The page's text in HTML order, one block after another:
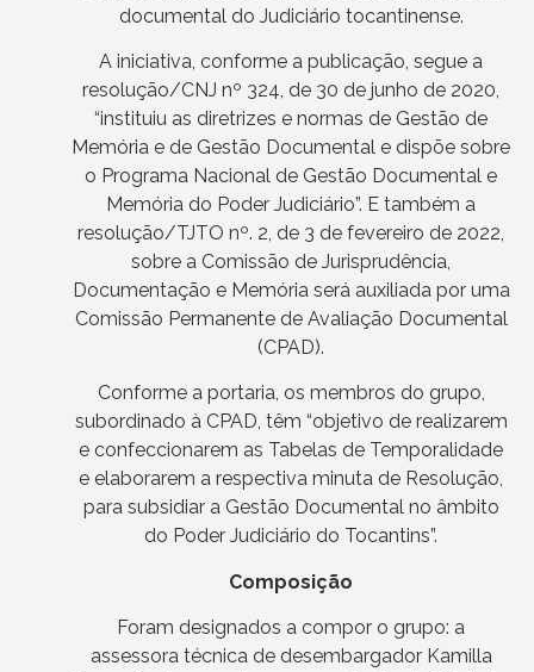
documental do Judiciário tocantinense.
A iniciativa, conforme a publicação, segue a
resolução/CNJ nº 324, de 30 de junho de 2020,
“instituiu as diretrizes e normas de Gestão de
Memória e de Gestão Documental e dispõe sobre
o Programa Nacional de Gestão Documental e
Memória do Poder Judiciário”. E também a
resolução/TJTO nº. 2, de 3 de fevereiro de 2022,
sobre a Comissão de Jurisprudência,
Documentação e Memória será auxiliada por uma
Comissão Permanente de Avaliação Documental
(CPAD).
Conforme a portaria, os membros do grupo,
subordinado à CPAD, têm “objetivo de realizarem
e confeccionarem as Tabelas de Temporalidade
e elaborarem a respectiva minuta de Resolução,
para subsidiar a Gestão Documental no âmbito
do Poder Judiciário do Tocantins”.
Composição
Foram designados a compor o grupo: a
assessora técnica de desembargador Kamilla